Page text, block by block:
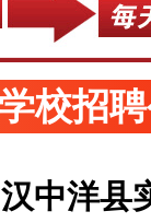
校招
汉中洋县